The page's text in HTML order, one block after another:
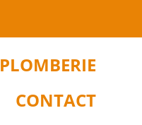
PLOMBERIE
CONTACT